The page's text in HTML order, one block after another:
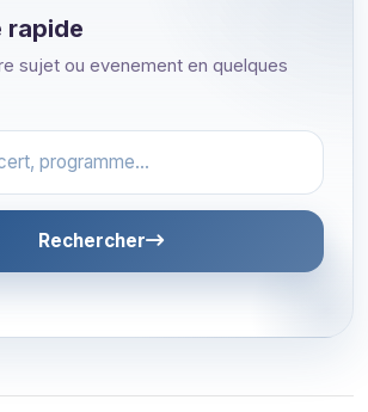
rapide
sujet ou evenement en quelques
Rechercher